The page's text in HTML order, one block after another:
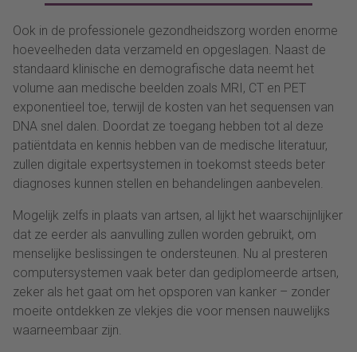
Ook in de professionele gezondheidszorg worden enorme
hoeveelheden data verzameld en opgeslagen. Naast de
standaard klinische en demografische data neemt het
volume aan medische beelden zoals MRI, CT en PET
exponentieel toe, terwijl de kosten van het sequensen van
DNA snel dalen. Doordat ze toegang hebben tot al deze
patiëntdata en kennis hebben van de medische literatuur,
zullen digitale expertsystemen in toekomst steeds beter
diagnoses kunnen stellen en behandelingen aanbevelen.
Mogelijk zelfs in plaats van artsen, al lijkt het waarschijnlijker
dat ze eerder als aanvulling zullen worden gebruikt, om
menselijke beslissingen te ondersteunen. Nu al presteren
computersystemen vaak beter dan gediplomeerde artsen,
zeker als het gaat om het opsporen van kanker – zonder
moeite ontdekken ze vlekjes die voor mensen nauwelijks
waarneembaar zijn.